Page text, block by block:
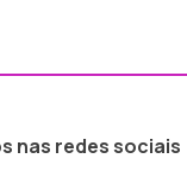
nas redes sociais